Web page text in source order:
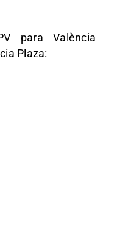
para València
Plaza: